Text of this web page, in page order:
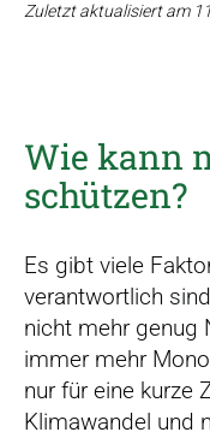
Zuletzt aktualisiert am
Wie kann
schützen?
Es gibt viele
verantwortlich
nicht mehr genug
immer mehr
nur für eine kurze
Klimawandel und